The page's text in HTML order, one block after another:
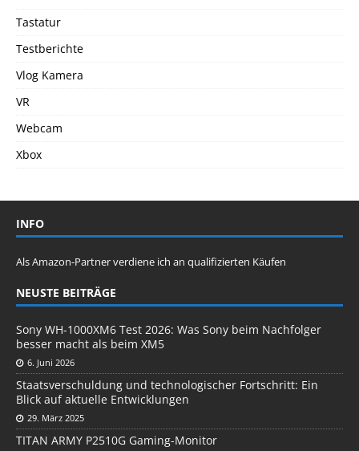
Tastatur
Testberichte
Vlog Kamera
VR
Webcam
Xbox
INFO
Als Amazon-Partner verdiene ich an qualifizierten Käufen
NEUSTE BEITRÄGE
Sony WH-1000XM6 Test 2026: Was Sony beim Nachfolger
besser macht als beim XM5
6. Juni 2026
Staatsverschuldung und technologischer Fortschritt: Ein
Blick auf aktuelle Entwicklungen
29. März 2025
TITAN ARMY P2510G Gaming-Monitor